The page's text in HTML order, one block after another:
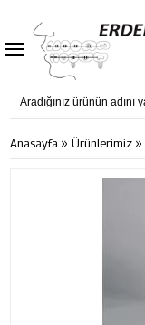
Anasayfa » Ürünlerimiz »